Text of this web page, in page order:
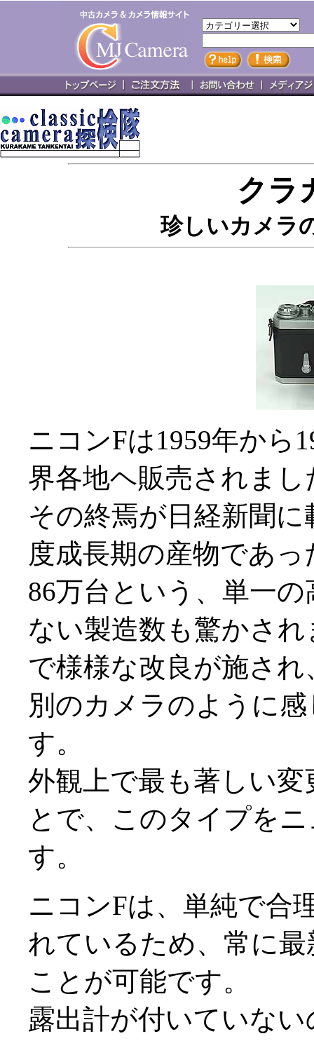
クラ
珍しいカメラ
ニコンFは1959年から
界各地ヘ販売されまし
その終焉が日経新聞
度成長期の産物であ
86万台という、単一
ない製造数も驚かさ
で様様な改良が施さ
別のカメラのように
す。
外観上で最も著しい
とで、このタイプを
す。
ニコンFは、単純で合
れているため、常に
ことが可能です。
露出計が付いていな